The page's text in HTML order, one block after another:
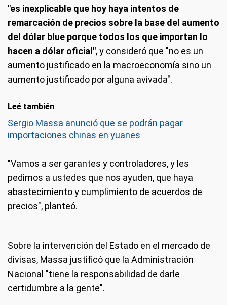
"es inexplicable que hoy haya intentos de
remarcación de precios sobre la base del aumento
del dólar blue porque todos los que importan lo
hacen a dólar oficial", y consideró que "no es un
aumento justificado en la macroeconomía sino un
aumento justificado por alguna avivada".
Leé también
Sergio Massa anunció que se podrán pagar
importaciones chinas en yuanes
"Vamos a ser garantes y controladores, y les
pedimos a ustedes que nos ayuden, que haya
abastecimiento y cumplimiento de acuerdos de
precios", planteó.
Sobre la intervención del Estado en el mercado de
divisas, Massa justificó que la Administración
Nacional "tiene la responsabilidad de darle
certidumbre a la gente".